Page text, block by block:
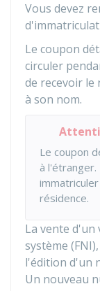
Vous devez
Le coupon
circuler
de recevoir le
à son nom.
Le coupon
à
résidence.
La vente d'un
système
l'édition d'un
Un nouveau